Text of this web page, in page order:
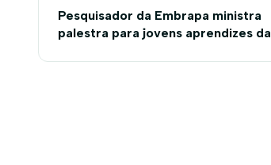
Pesquisador da Embrapa ministra
palestra para jovens aprendizes da